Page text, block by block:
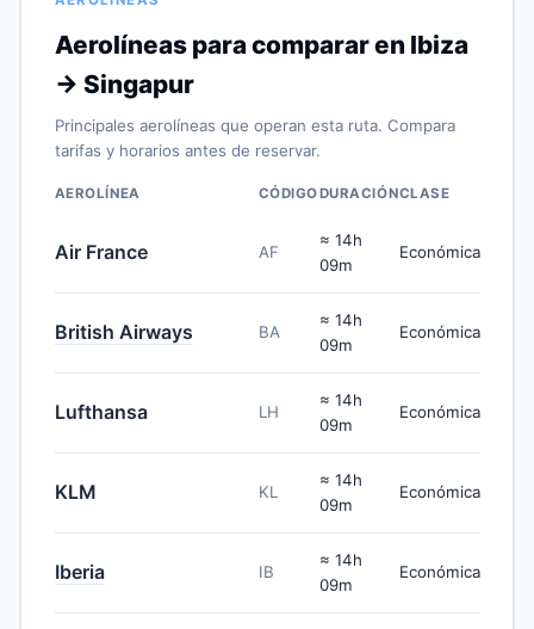
Aerolíneas para comparar en Ibiza
→ Singapur
Principales aerolíneas que operan esta ruta. Compara
tarifas y horarios antes de reservar.
AEROLÍNEA CÓDIGODURACIÓNCLASE
Air France AF
≈ 14h
09m
Económica
British Airways BA
≈ 14h
09m
Económica
Lufthansa LH
≈ 14h
09m
Económica
KLM KL
≈ 14h
09m
Económica
Iberia IB
≈ 14h
09m
Económica